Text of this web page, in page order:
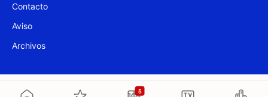
5
Contacto
Aviso
Archivos